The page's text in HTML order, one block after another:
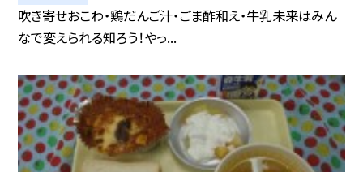
吹き寄せおこわ・鶏だんご汁・ごま酢和え・牛乳未来はみん
なで変えられる知ろう！やっ...